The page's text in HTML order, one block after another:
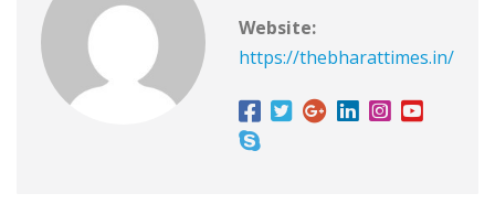
Website:
https://thebharattimes.in/